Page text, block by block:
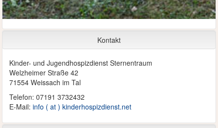
Kontakt
Kinder- und Jugendhospizdienst Sternentraum
Welzheimer Straße 42
71554 Weissach im Tal
Telefon: 07191 3732432
E-Mail: info ( at ) kinderhospizdienst.net